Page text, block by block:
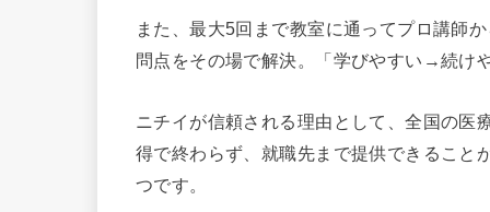
また、最大5回まで教室に通ってプロ講師
問点をその場で解決。「学びやすい→続け
ニチイが信頼される理由として、全国の医
得で終わらず、就職先まで提供できること
つです。